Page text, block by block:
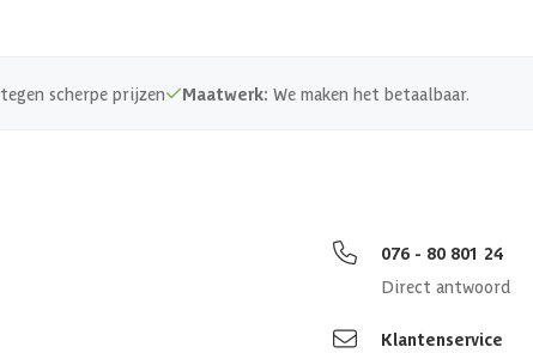
tegen scherpe prijzen Maatwerk: We maken het betaalbaar.
076 - 80 801 24
Direct antwoord
Klantenservice